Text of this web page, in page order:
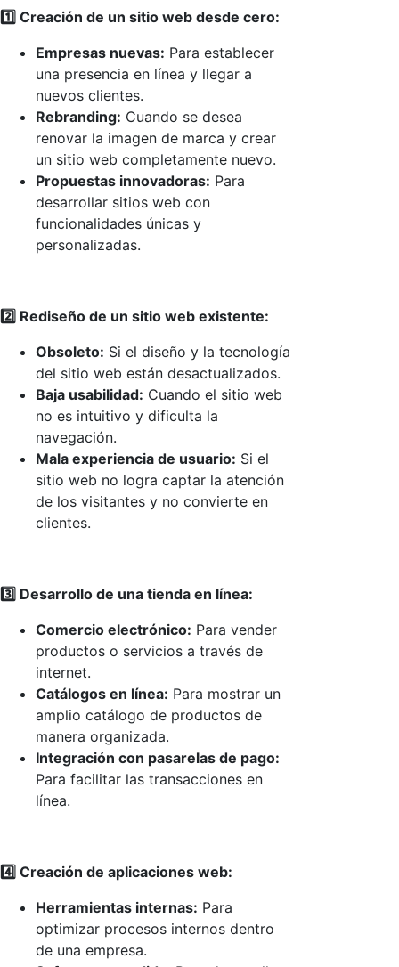
1️⃣ Creación de un sitio web desde cero:
Empresas nuevas: Para establecer
una presencia en línea y llegar a
nuevos clientes.
Rebranding: Cuando se desea
renovar la imagen de marca y crear
un sitio web completamente nuevo.
Propuestas innovadoras: Para
desarrollar sitios web con
funcionalidades únicas y
personalizadas.
2️⃣ Rediseño de un sitio web existente:
Obsoleto: Si el diseño y la tecnología
del sitio web están desactualizados.
Baja usabilidad: Cuando el sitio web
no es intuitivo y dificulta la
navegación.
Mala experiencia de usuario: Si el
sitio web no logra captar la atención
de los visitantes y no convierte en
clientes.
3️⃣ Desarrollo de una tienda en línea:
Comercio electrónico: Para vender
productos o servicios a través de
internet.
Catálogos en línea: Para mostrar un
amplio catálogo de productos de
manera organizada.
Integración con pasarelas de pago:
Para facilitar las transacciones en
línea.
4️⃣ Creación de aplicaciones web:
Herramientas internas: Para
optimizar procesos internos dentro
de una empresa.